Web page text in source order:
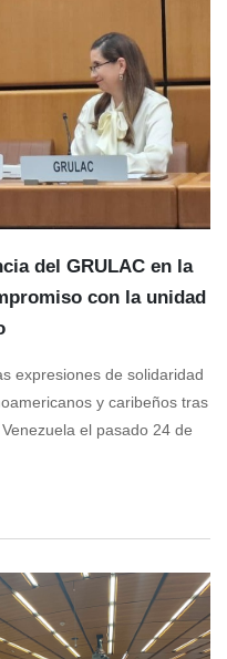
del GRULAC en la
con la unidad
expresiones de solidaridad
y caribeños tras
el pasado 24 de